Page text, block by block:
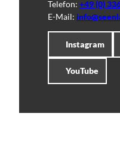
Telefon: +49 (0)
E-Mail:
Instagram
YouTube